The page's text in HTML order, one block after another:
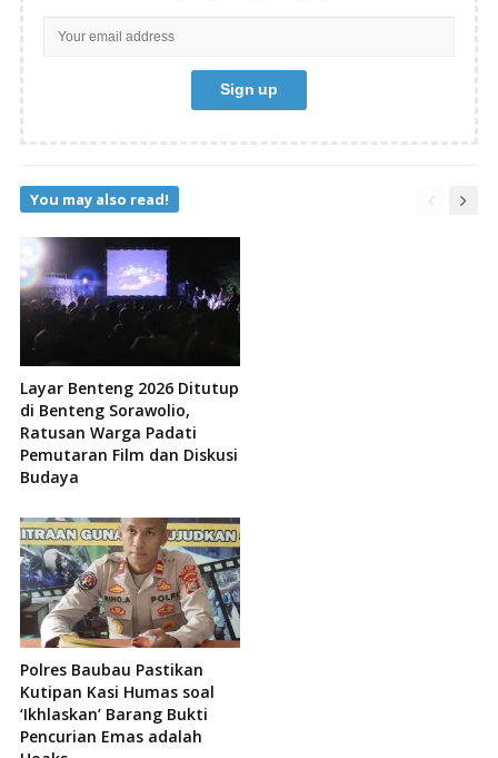
You may also read!
Layar Benteng 2026 Ditutup
di Benteng Sorawolio,
Ratusan Warga Padati
Pemutaran Film dan Diskusi
Budaya
Polres Baubau Pastikan
Kutipan Kasi Humas soal
‘Ikhlaskan’ Barang Bukti
Pencurian Emas adalah